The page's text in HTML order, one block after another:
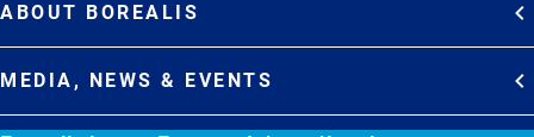
ABOUT BOREALIS
MEDIA, NEWS & EVENTS
Media Contacts